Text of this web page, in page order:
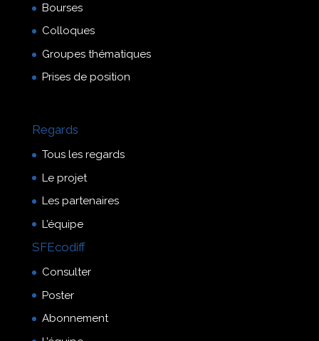
Bourses
Colloques
Groupes thématiques
Prises de position
Regards
Tous les regards
Le projet
Les partenaires
L’équipe
SFEcodiff
Consulter
Poster
Abonnement